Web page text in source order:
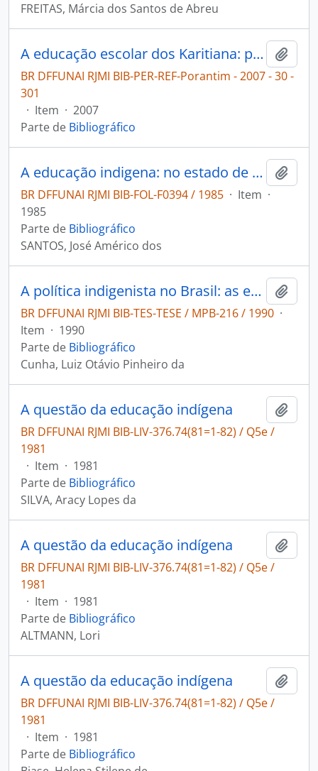
FREITAS, Márcia dos Santos de Abreu
A educação escolar dos Karitiana: professores indígenas utilizam a escola como espaço de aperndizado e valorização de sua cultura [Porantim]
BR DFFUNAI RJMI BIB-PER-REF-Porantim - 2007 - 30 -
301
· Item · 2007
Parte de Bibliográfico
A educação indigena: no estado de Rondonia.
BR DFFUNAI RJMI BIB-FOL-F0394 / 1985 · Item ·
1985
Parte de Bibliográfico
SANTOS, José Américo dos
A política indigenista no Brasil: as escolas mantidas pela FUNAI
BR DFFUNAI RJMI BIB-TES-TESE / MPB-216 / 1990 ·
Item · 1990
Parte de Bibliográfico
Cunha, Luiz Otávio Pinheiro da
A questão da educação indígena
BR DFFUNAI RJMI BIB-LIV-376.74(81=1-82) / Q5e /
1981
· Item · 1981
Parte de Bibliográfico
SILVA, Aracy Lopes da
A questão da educação indígena
BR DFFUNAI RJMI BIB-LIV-376.74(81=1-82) / Q5e /
1981
· Item · 1981
Parte de Bibliográfico
ALTMANN, Lori
A questão da educação indígena
BR DFFUNAI RJMI BIB-LIV-376.74(81=1-82) / Q5e /
1981
· Item · 1981
Parte de Bibliográfico